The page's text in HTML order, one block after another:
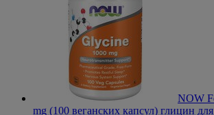
NOW
mg (100 веганских капсул) глицин